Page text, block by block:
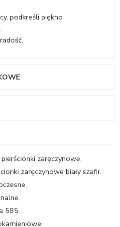
podkreśli piękno
zaręczynowe,
zaręczynowe biały szafir,
,
,
585,
,